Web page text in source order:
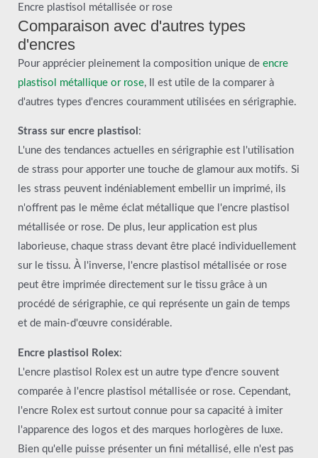
Encre plastisol métallisée or rose
Comparaison avec d'autres types
d'encres
Pour apprécier pleinement la composition unique de encre
plastisol métallique or rose, Il est utile de la comparer à
d'autres types d'encres couramment utilisées en sérigraphie.
Strass sur encre plastisol :
L'une des tendances actuelles en sérigraphie est l'utilisation
de strass pour apporter une touche de glamour aux motifs. Si
les strass peuvent indéniablement embellir un imprimé, ils
n'offrent pas le même éclat métallique que l'encre plastisol
métallisée or rose. De plus, leur application est plus
laborieuse, chaque strass devant être placé individuellement
sur le tissu. À l'inverse, l'encre plastisol métallisée or rose
peut être imprimée directement sur le tissu grâce à un
procédé de sérigraphie, ce qui représente un gain de temps
et de main-d'œuvre considérable.
Encre plastisol Rolex:
L'encre plastisol Rolex est un autre type d'encre souvent
comparée à l'encre plastisol métallisée or rose. Cependant,
l'encre Rolex est surtout connue pour sa capacité à imiter
l'apparence des logos et des marques horlogères de luxe.
Bien qu'elle puisse présenter un fini métallisé, elle n'est pas